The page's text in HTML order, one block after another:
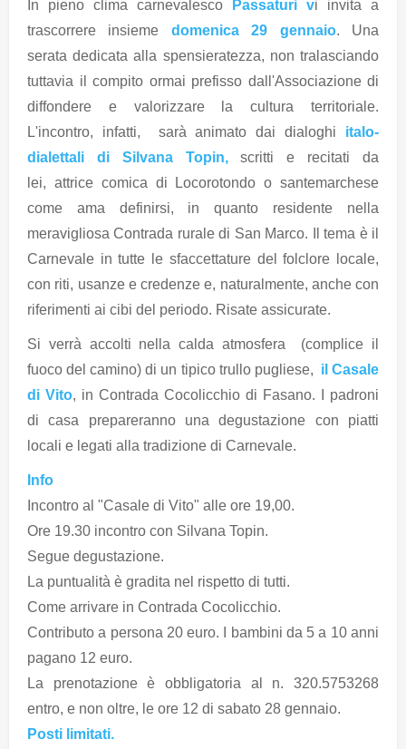
In pieno clima carnevalesco Passaturi vi invita a
trascorrere insieme domenica 29 gennaio. Una
serata dedicata alla spensieratezza, non tralasciando
tuttavia il compito ormai prefisso dall'Associazione di
diffondere e valorizzare la cultura territoriale.
L'incontro, infatti, sarà animato dai dialoghi italo-
dialettali di Silvana Topin,scritti e recitati da
lei, attrice comica di Locorotondo o santemarchese
come ama definirsi, in quanto residente nella
meravigliosa Contrada rurale di San Marco. Il tema è il
Carnevale in tutte le sfaccettature del folclore locale,
con riti, usanze e credenze e, naturalmente, anche con
riferimenti ai cibi del periodo. Risate assicurate.
Si verrà accolti nella calda atmosfera (complice il
fuoco del camino) di un tipico trullo pugliese, il Casale
di Vito, in Contrada Cocolicchio di Fasano. I padroni
di casa prepareranno una degustazione con piatti
locali e legati alla tradizione di Carnevale.
Info
Incontro al "Casale di Vito" alle ore 19,00.
Ore 19.30 incontro con Silvana Topin.
Segue degustazione.
La puntualità è gradita nel rispetto di tutti.
Come arrivare in Contrada Cocolicchio.
Contributo a persona 20 euro. I bambini da 5 a 10 anni
pagano 12 euro.
La prenotazione è obbligatoria al n. 320.5753268
entro, e non oltre, le ore 12 di sabato 28 gennaio.
Posti limitati.